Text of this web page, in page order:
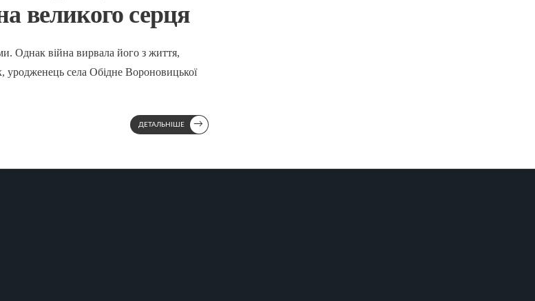
великого серця
Однак війна вирвала його з життя,
села Обідне Вороновицької
ДЕТАЛЬНІШЕ →